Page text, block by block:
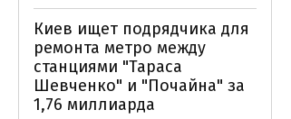
Киев ищет подрядчика для
ремонта метро между
станциями "Тараса
Шевченко" и "Почайна" за
1,76 миллиарда